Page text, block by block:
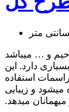
و … میباشد
دارد. این
استفاده
و زیبایی
میدهد.